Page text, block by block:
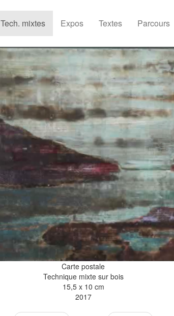
Tech. mixtes Expos Textes Parcours
Carte postale
Technique mixte sur bois
15,5 x 10 cm
2017